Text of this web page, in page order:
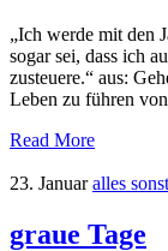
„Ich werde mit den
sogar sei, dass ich
zusteuere.“ aus:
Leben zu führen
Read More
23. Januar alles
graue Tage